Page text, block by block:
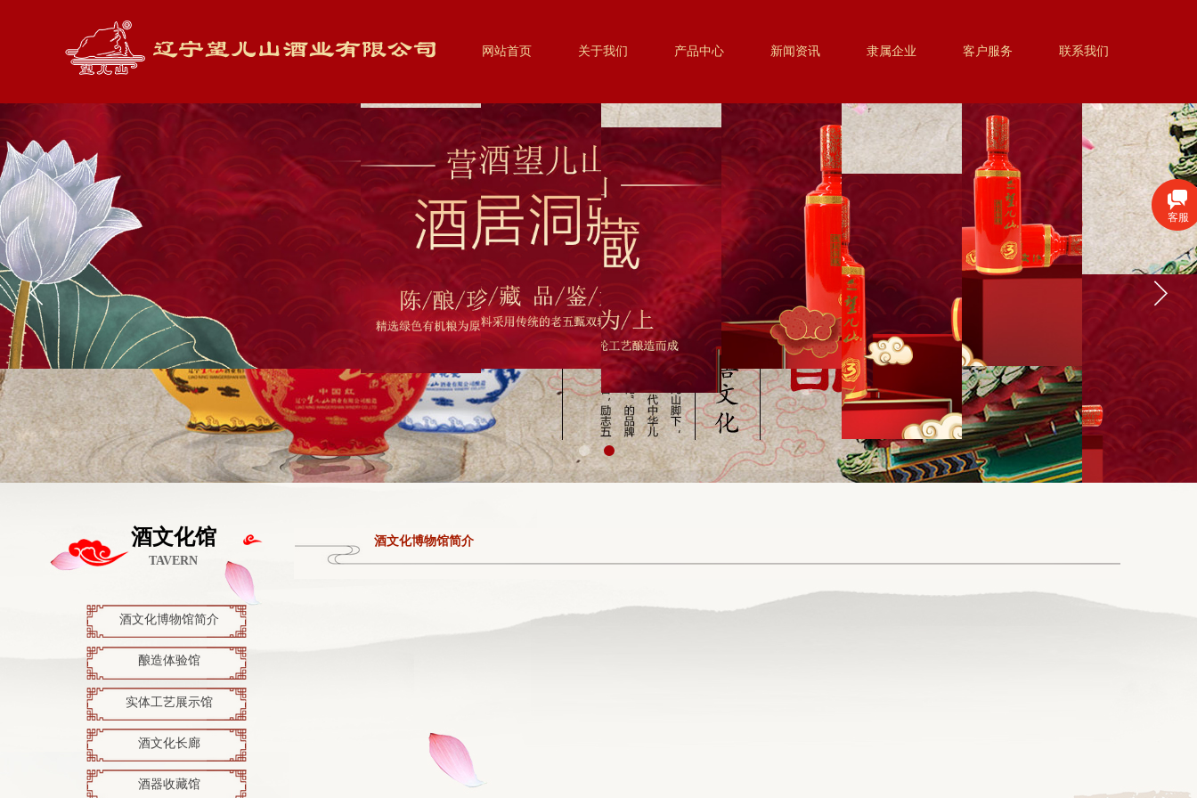
网站首页 关于我们 产品中心 新闻资讯 隶属企业 客户服务 联系我们
酒文化馆
TAVERN
酒文化博物馆简介
酒文化博物馆简介
酿造体验馆
实体工艺展示馆
酒文化长廊
酒器收藏馆
客服